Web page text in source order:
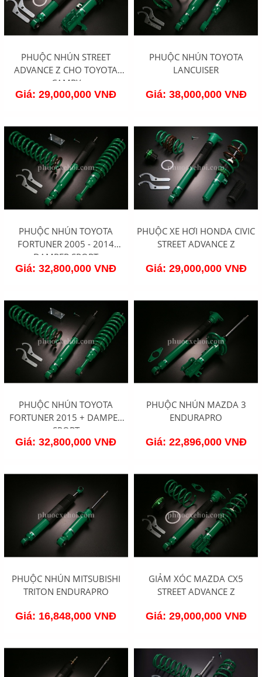
PHUỘC NHÚN STREET
ADVANCE Z CHO TOYOTA
CAMRY
Giá: 29,000,000 VNĐ
PHUỘC NHÚN TOYOTA
LANCUISER
Giá: 38,000,000 VNĐ
PHUỘC NHÚN TOYOTA
FORTUNER 2005 - 2014
DAMPER SPORT
Giá: 32,800,000 VNĐ
PHUỘC XE HƠI HONDA CIVIC
STREET ADVANCE Z
Giá: 29,000,000 VNĐ
PHUỘC NHÚN TOYOTA
FORTUNER 2015 + DAMPER
SPORT
Giá: 32,800,000 VNĐ
PHUỘC NHÚN MAZDA 3
ENDURAPRO
Giá: 22,896,000 VNĐ
PHUỘC NHÚN MITSUBISHI
TRITON ENDURAPRO
Giá: 16,848,000 VNĐ
GIẢM XÓC MAZDA CX5
STREET ADVANCE Z
Giá: 29,000,000 VNĐ